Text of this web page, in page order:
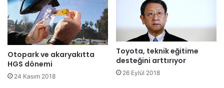
Otopark ve akaryakıtta
HGS dönemi
24 Kasım 2018
Toyota, teknik eğitime
desteğini arttırıyor
26 Eylül 2018